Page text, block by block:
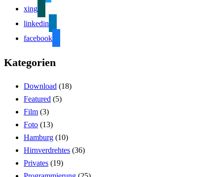
xing
linkedin
facebook
Kategorien
Download (18)
Featured (5)
Film (3)
Foto (13)
Hamburg (10)
Hirnverdrehtes (36)
Privates (19)